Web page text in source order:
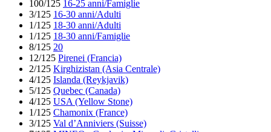
100/125 16-25 anni/Famiglie
3/125 16-30 anni/Adulti
1/125 18-30 anni/Adulti
1/125 18-30 anni/Famiglie
8/125 20
12/125 Pirenei (Francia)
2/125 Kirghizistan (Asia Centrale)
4/125 Islanda (Reykjavik)
5/125 Quebec (Canada)
4/125 USA (Yellow Stone)
1/125 Chamonix (France)
3/125 Val d’Anniviers (Suisse)